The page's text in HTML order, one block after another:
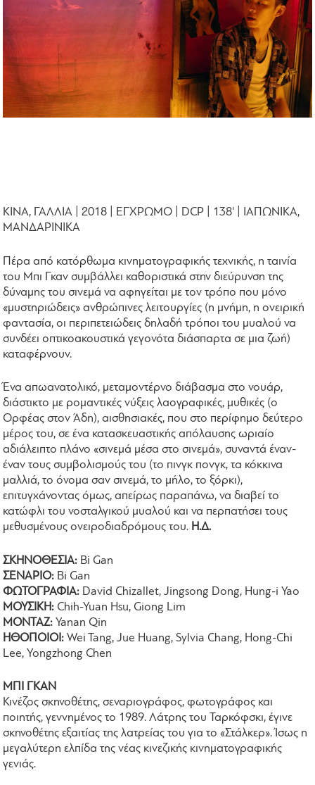
ΚΙΝΑ, ΓΑΛΛΙΑ | 2018 | ΕΓΧΡΩΜΟ | DCP | 138' | ΙΑΠΩΝΙΚΑ,
ΜΑΝΔΑΡΙΝΙΚΑ
Πέρα από κατόρθωμα κινηματογραφικής τεχνικής, η ταινία
του Μπι Γκαν συμβάλλει καθοριστικά στην διεύρυνση της
δύναμης του σινεμά να αφηγείται με τον τρόπο που μόνο
«μυστηριώδεις» ανθρώπινες λειτουργίες (η μνήμη, η ονειρική
φαντασία, οι περιπετειώδεις δηλαδή τρόποι του μυαλού να
συνδέει οπτικοακουστικά γεγονότα διάσπαρτα σε μια ζωή)
καταφέρνουν.
Ένα απωανατολικό, μεταμοντέρνο διάβασμα στο νουάρ,
διάστικτο με ρομαντικές νύξεις λαογραφικές, μυθικές (ο
Ορφέας στον Άδη), αισθησιακές, που στο περίφημο δεύτερο
μέρος του, σε ένα κατασκευαστικής απόλαυσης ωριαίο
αδιάλειπτο πλάνο «σινεμά μέσα στο σινεμά», συναντά έναν-
έναν τους συμβολισμούς του (το πινγκ πονγκ, τα κόκκινα
μαλλιά, το όνομα σαν σινεμά, το μήλο, το ξόρκι),
επιτυγχάνοντας όμως, απείρως παραπάνω, να διαβεί το
κατώφλι του νοσταλγικού μυαλού και να περπατήσει τους
μεθυσμένους ονειροδιαδρόμους του. Η.Δ.
ΣΚΗΝΟΘΕΣΙΑ: Bi Gan
ΣΕΝΑΡΙΟ: Bi Gan
ΦΩΤΟΓΡΑΦΙΑ: David Chizallet, Jingsong Dong, Hung-i Yao
ΜΟΥΣΙΚΗ: Chih-Yuan Hsu, Giong Lim
ΜΟΝΤΑΖ: Yanan Qin
​ΗΘΟΠΟΙΟΙ:Wei Tang, Jue Huang, Sylvia Chang, Hong-Chi
Lee, Yongzhong Chen
ΜΠΙ ΓΚΑΝ
Κινέζος σκηνοθέτης, σεναριογράφος, φωτογράφος και
ποιητής, γεννημένος το 1989. Λάτρης του Ταρκόφσκι, έγινε
σκηνοθέτης εξαιτίας της λατρείας του για το «Στάλκερ». Ίσως η
μεγαλύτερη ελπίδα της νέας κινεζικής κινηματογραφικής
γενιάς.